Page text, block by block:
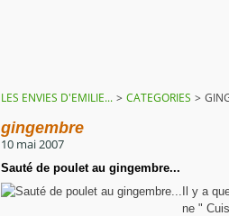
LES ENVIES D'EMILIE... > CATEGORIES >
gingembre
10 mai 2007
Sauté de poulet au gingembre...
Il y a
ne "